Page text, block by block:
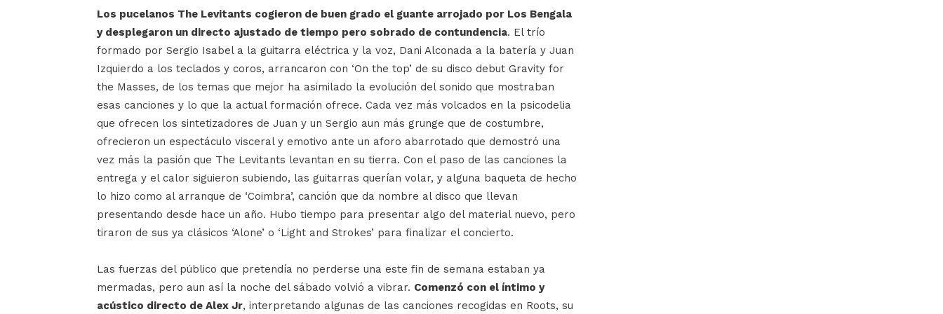
Los pucelanos The Levitants cogieron de buen grado el guante arrojado por Los Bengala
y desplegaron un directo ajustado de tiempo pero sobrado de contundencia. El trío
formado por Sergio Isabel a la guitarra eléctrica y la voz, Dani Alconada a la batería y Juan
Izquierdo a los teclados y coros, arrancaron con ‘On the top’ de su disco debut Gravity for
the Masses, de los temas que mejor ha asimilado la evolución del sonido que mostraban
esas canciones y lo que la actual formación ofrece. Cada vez más volcados en la psicodelia
que ofrecen los sintetizadores de Juan y un Sergio aun más grunge que de costumbre,
ofrecieron un espectáculo visceral y emotivo ante un aforo abarrotado que demostró una
vez más la pasión que The Levitants levantan en su tierra. Con el paso de las canciones la
entrega y el calor siguieron subiendo, las guitarras querían volar, y alguna baqueta de hecho
lo hizo como al arranque de ‘Coimbra’, canción que da nombre al disco que llevan
presentando desde hace un año. Hubo tiempo para presentar algo del material nuevo, pero
tiraron de sus ya clásicos ‘Alone’ o ‘Light and Strokes’ para finalizar el concierto.
Las fuerzas del público que pretendía no perderse una este fin de semana estaban ya
mermadas, pero aun así la noche del sábado volvió a vibrar. Comenzó con el íntimo y
acústico directo de Alex Jr, interpretando algunas de las canciones recogidas en Roots, su